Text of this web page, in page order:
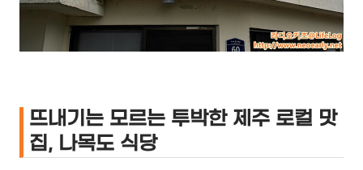
뜨내기는 모르는 투박한 제주 로컬 맛
집, 나목도 식당